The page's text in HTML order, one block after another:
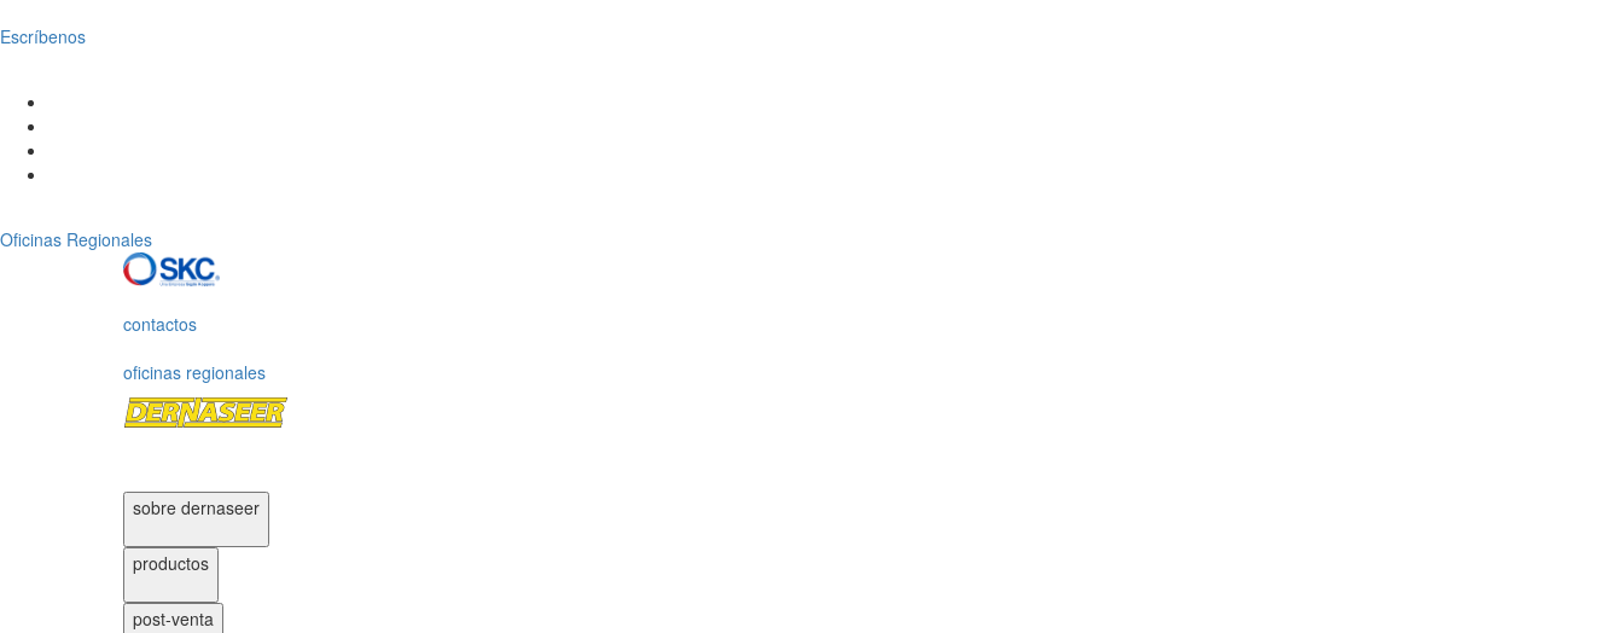
Escríbenos
Oficinas Regionales
contactos
oficinas regionales
sobre dernaseer
productos
post-venta